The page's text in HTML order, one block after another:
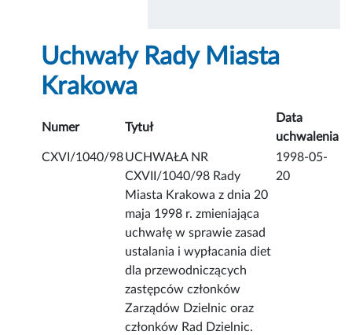
Uchwały Rady Miasta
Krakowa
Numer Tytuł
Data
uchwalenia
CXVI/1040/98UCHWAŁA NR
CXVII/1040/98 Rady
Miasta Krakowa z dnia 20
maja 1998 r. zmieniająca
uchwałę w sprawie zasad
ustalania i wypłacania diet
dla przewodniczących
zastępców członków
Zarządów Dzielnic oraz
członków Rad Dzielnic.
1998-05-
20